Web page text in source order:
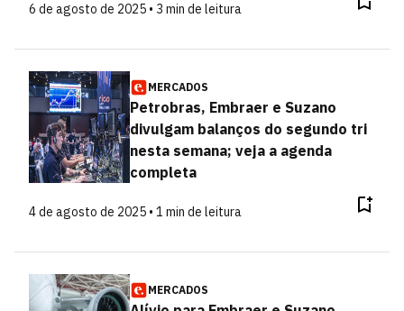
6 de agosto de 2025 • 3 min de leitura
MERCADOS
Petrobras, Embraer e Suzano
divulgam balanços do segundo tri
nesta semana; veja a agenda
completa
4 de agosto de 2025 • 1 min de leitura
MERCADOS